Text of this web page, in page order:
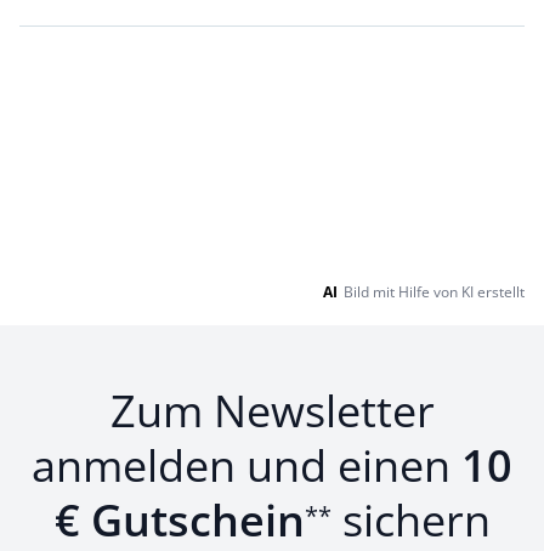
AI Bild mit Hilfe von KI erstellt
Zum Newsletter
anmelden und einen 10
€ Gutschein** sichern